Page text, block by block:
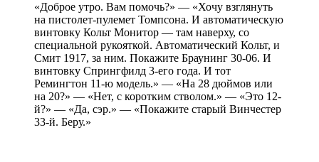
«Доброе утро. Вам помочь?» — «Хочу взглянуть
на пистолет-пулемет Томпсона. И автоматическую
винтовку Кольт Монитор — там наверху, со
специальной рукояткой. Автоматический Кольт, и
Смит 1917, за ним. Покажите Браунинг 30-06. И
винтовку Спрингфилд 3-его года. И тот
Ремингтон 11-ю модель.» — «На 28 дюймов или
на 20?» — «Нет, с коротким стволом.» — «Это 12-
й?» — «Да, сэр.» — «Покажите старый Винчестер
33-й. Беру.»